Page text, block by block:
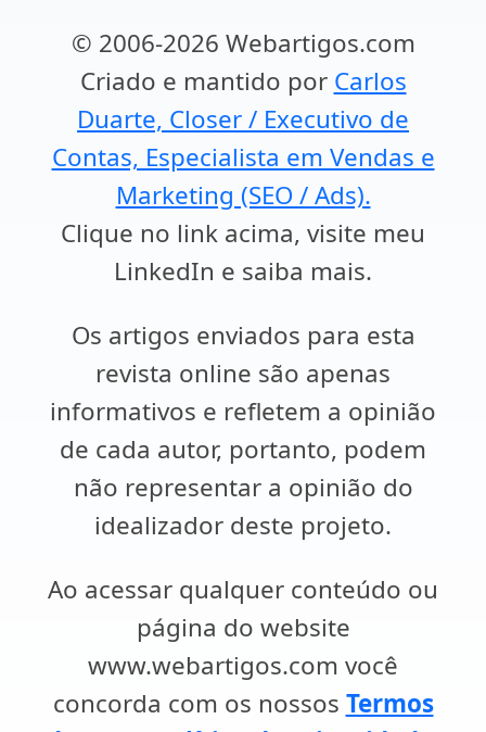
© 2006-2026 Webartigos.com
Criado e mantido por Carlos
Duarte, Closer / Executivo de
Contas, Especialista em Vendas e
Marketing (SEO / Ads).
Clique no link acima, visite meu
LinkedIn e saiba mais.
Os artigos enviados para esta
revista online são apenas
informativos e refletem a opinião
de cada autor, portanto, podem
não representar a opinião do
idealizador deste projeto.
Ao acessar qualquer conteúdo ou
página do website
www.webartigos.com você
concorda com os nossos Termos